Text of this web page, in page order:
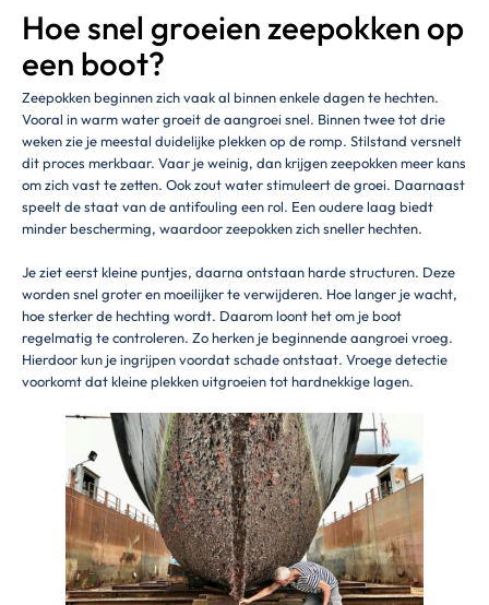
Hoe snel groeien zeepokken op
een boot?
Zeepokken beginnen zich vaak al binnen enkele dagen te hechten.
Vooral in warm water groeit de aangroei snel. Binnen twee tot drie
weken zie je meestal duidelijke plekken op de romp. Stilstand versnelt
dit proces merkbaar. Vaar je weinig, dan krijgen zeepokken meer kans
om zich vast te zetten. Ook zout water stimuleert de groei. Daarnaast
speelt de staat van de antifouling een rol. Een oudere laag biedt
minder bescherming, waardoor zeepokken zich sneller hechten.
Je ziet eerst kleine puntjes, daarna ontstaan harde structuren. Deze
worden snel groter en moeilijker te verwijderen. Hoe langer je wacht,
hoe sterker de hechting wordt. Daarom loont het om je boot
regelmatig te controleren. Zo herken je beginnende aangroei vroeg.
Hierdoor kun je ingrijpen voordat schade ontstaat. Vroege detectie
voorkomt dat kleine plekken uitgroeien tot hardnekkige lagen.